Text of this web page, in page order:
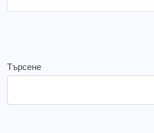
Търсене